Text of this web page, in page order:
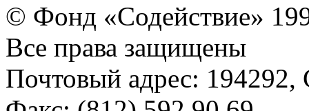
© Фонд «Содействие»
Все права защищены
Почтовый адрес: 194292,